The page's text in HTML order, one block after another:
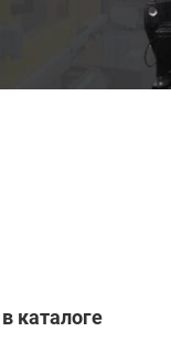
каталоге